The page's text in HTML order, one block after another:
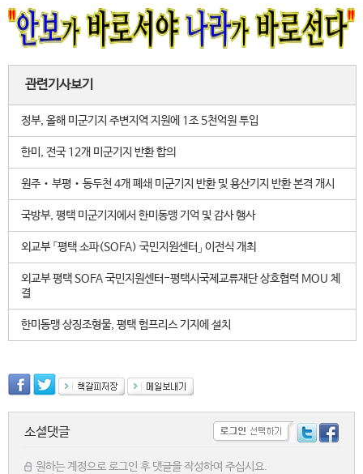
관련기사보기
정부, 올해 미군기지 주변지역 지원에 1조 5천억원 투입
한미, 전국 12개 미군기지 반환 합의
원주‧부평‧동두천 4개 폐쇄 미군기지 반환 및 용산기지 반환 본격 개시
국방부, 평택 미군기지에서 한미동맹 기억 및 감사 행사
외교부 「평택 소파(SOFA) 국민지원센터」 이전식 개최
외교부 평택 SOFA 국민지원센터-평택시국제교류재단 상호협력 MOU 체
결
한미동맹 상징조형물, 평택 험프리스 기지에 설치
소셜댓글
원하는 계정으로 로그인 후 댓글을 작성하여 주십시요.